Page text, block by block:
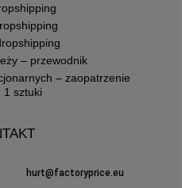
– przewodnik
– zaopatrzenie
1 sztuki
hurt@factoryprice.eu